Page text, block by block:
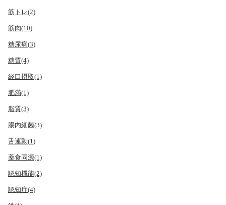
筋トレ(2)
筋肉(10)
糖尿病(3)
糖質(4)
経口摂取(1)
肥満(1)
脂質(3)
腸内細菌(3)
舌運動(1)
薬食同源(1)
認知機能(2)
認知症(4)